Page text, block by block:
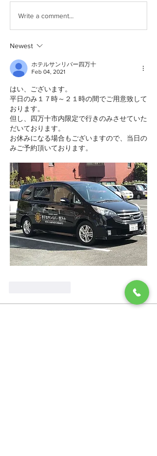
Write a comment...
Newest
ホテルサンリバー四万十
Feb 04, 2021
はい、ございます。
平日のみ１７時～２１時の間でご用意致して
おります。
但し、四万十市内限定で行きのみさせていた
だいております。
お休みになる場合もございますので、当日の
みご予約頂いております。